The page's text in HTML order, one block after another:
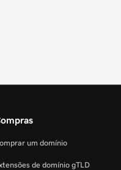
um domínio
de domínio gTLD